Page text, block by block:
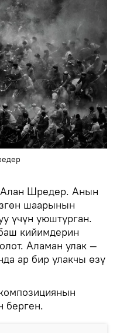
Алан Шредер. Анын
шаарынын
үчүн уюштурган.
кийимдерин
Аламан улак —
ар бир улакчы өзү
берген.